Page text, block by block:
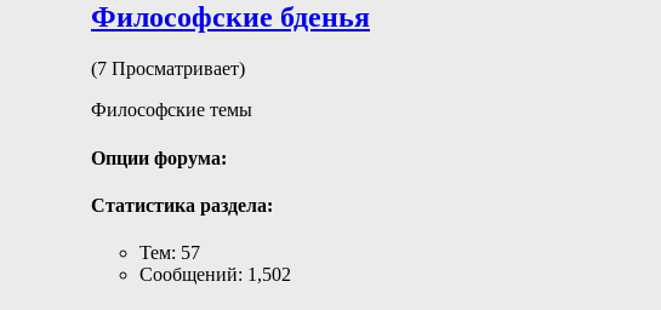
Философские бденья
(7 Просматривает)
Философские темы
Опции форума:
Статистика раздела:
Тем: 57
Сообщений: 1,502